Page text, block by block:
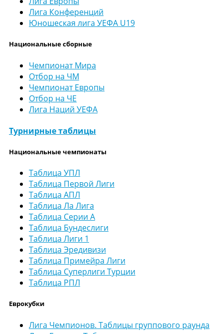
Лига Конференций
Юношеская лига УЕФА U19
Национальные сборные
Чемпионат Мира
Отбор на ЧМ
Чемпионат Европы
Отбор на ЧЕ
Лига Наций УЕФА
Турнирные таблицы
Национальные чемпионаты
Таблица УПЛ
Таблица Первой Лиги
Таблица АПЛ
Таблица Ла Лига
Таблица Серии А
Таблица Бундеслиги
Таблица Лиги 1
Таблица Эредивизи
Таблица Примейра Лиги
Таблица Суперлиги Турции
Таблица РПЛ
Еврокубки
Лига Чемпионов. Таблицы группового раунда